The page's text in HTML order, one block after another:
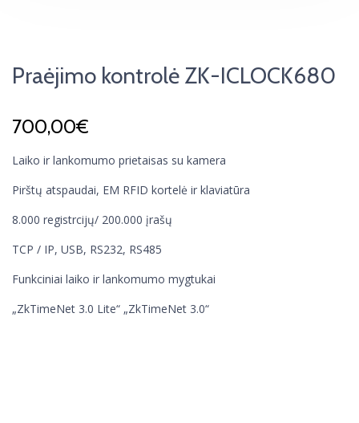
Praėjimo kontrolė ZK-ICLOCK680
700,00€
Laiko ir lankomumo prietaisas su kamera
Pirštų atspaudai, EM RFID kortelė ir klaviatūra
8.000 registrcijų/ 200.000 įrašų
TCP / IP, USB, RS232, RS485
Funkciniai laiko ir lankomumo mygtukai
„ZkTimeNet 3.0 Lite“ „ZkTimeNet 3.0“